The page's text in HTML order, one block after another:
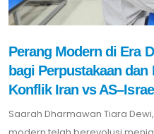
Perang Modern di Era
bagi Perpustakaan
Konflik Iran vs AS–Israel
Saarah Dharmawan Tiara